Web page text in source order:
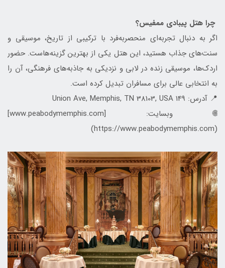
چرا هتل پیبادی ممفیس؟
اگر به دنبال تجربه‌ای منحصربه‌فرد با ترکیبی از تاریخ، موسیقی و
سنت‌های جذاب هستید، این هتل یکی از بهترین گزینه‌هاست. حضور
اردک‌ها، موسیقی زنده در لابی و نزدیکی به جاذبه‌های فرهنگی، آن را
به انتخابی عالی برای مسافران تبدیل کرده است.
📍 آدرس: 149 Union Ave, Memphis, TN 38103, USA
🌐 وبسایت: [www.peabodymemphis.com]
(https://www.peabodymemphis.com)